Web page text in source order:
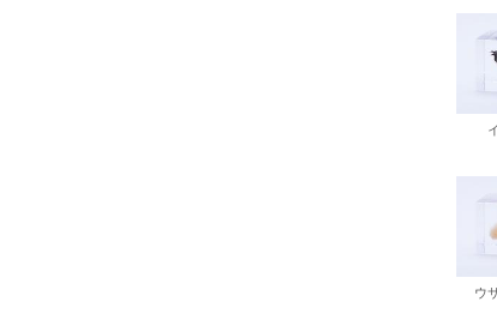
ウ